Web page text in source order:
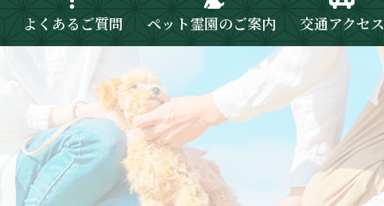
よくあるご質問 ペット霊園のご案内 交通アクセス